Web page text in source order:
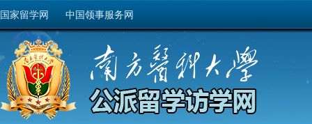
国家留学网 中国领事服务网